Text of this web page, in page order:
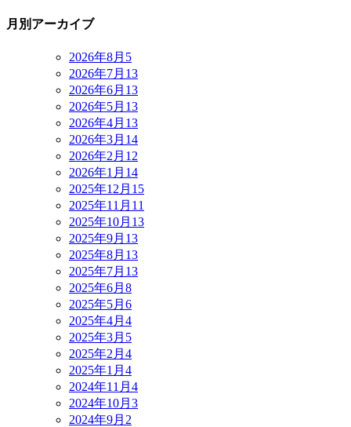
月別アーカイブ
2026年8月 5
2026年7月 13
2026年6月 13
2026年5月 13
2026年4月 13
2026年3月 14
2026年2月 12
2026年1月 14
2025年12月 15
2025年11月 11
2025年10月 13
2025年9月 13
2025年8月 13
2025年7月 13
2025年6月 8
2025年5月 6
2025年4月 4
2025年3月 5
2025年2月 4
2025年1月 4
2024年11月 4
2024年10月 3
2024年9月 2